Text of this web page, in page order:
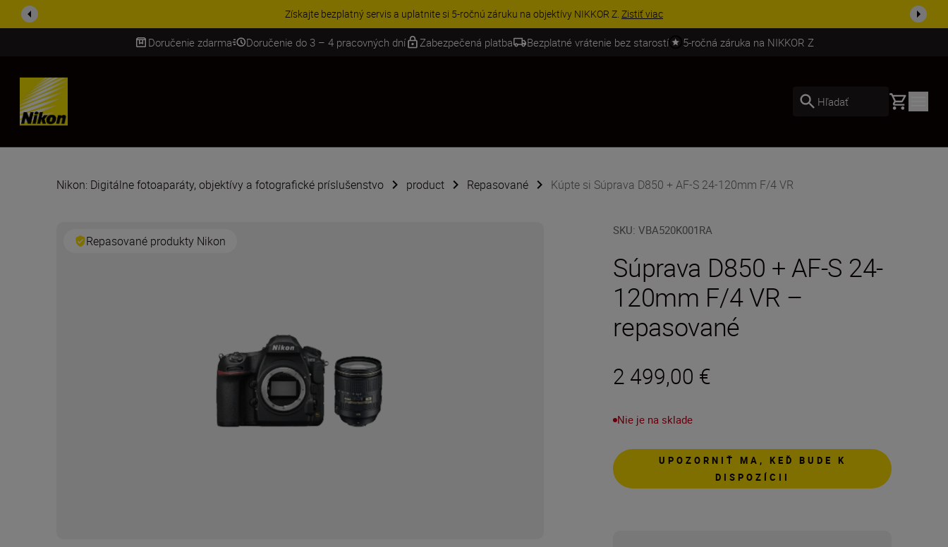
UŠETRI NA PRÍSLUŠENSTVE | Ušetrite 15 % na vybranom príslušenstve a doplňte si svoju výbavu ešte dne...
Doručenie zdarma Doručenie do 3 – 4 pracovných dní Zabezpečená platba Bezplatné vrátenie bez starostí 5-ročná záruka na NIKKOR Z
SKIP
Hľadať Basket
Nikon: Digitálne fotoaparáty, objektívy a fotografické príslušenstvo product Repasované Kúpte si Súprava D850 + AF-S 24-120mm F/4 VR
Repasované produkty Nikon
SKU:VBA520K001RA
Súprava D850 + AF-S 24-
120mm F/4 VR –
repasované
2 499,00 €
Nie je na sklade
UPOZORNIŤ MA, KEĎ BUDE K
DISPOZÍCII